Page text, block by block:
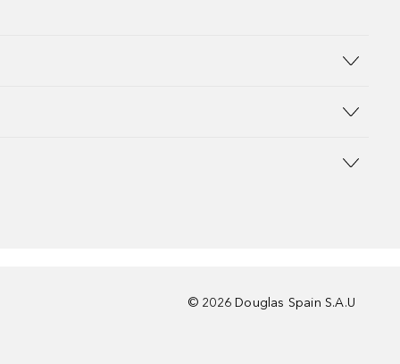
© 2026 Douglas Spain S.A.U